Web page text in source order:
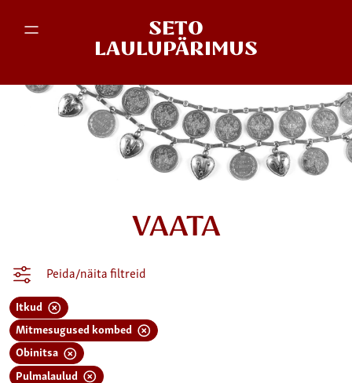
SETO
LAULUPÄRIMUS
VAATA
Peida/näita filtreid
Itkud
Mitmesugused kombed
Obinitsa
Pulmalaulud